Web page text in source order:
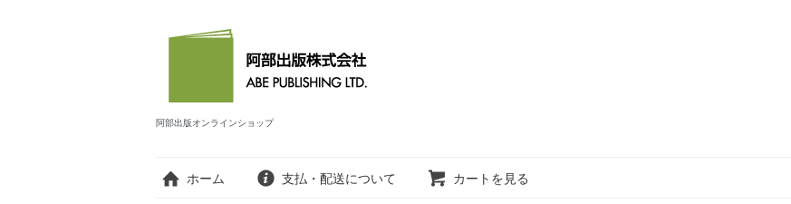
阿部出版オンラインショップ
ホーム 支払・配送について カートを見る